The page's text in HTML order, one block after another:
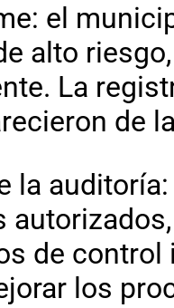
el
alto
La
de
la
de
los